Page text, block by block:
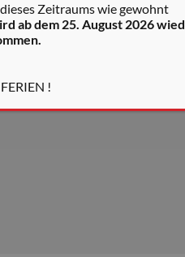
Zeitraums wie gewohnt
ab dem 25. August 2026
!